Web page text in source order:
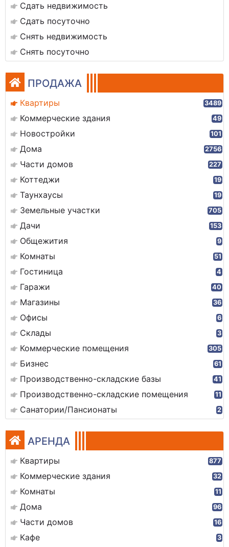
Сдать недвижимость
Сдать посуточно
Снять недвижимость
Снять посуточно
ПРОДАЖА
Квартиры 3489
Коммерческие здания 49
Новостройки 101
Дома 2756
Части домов 227
Коттеджи 19
Таунхаусы 19
Земельные участки 705
Дачи 153
Общежития 9
Комнаты 51
Гостиница 4
Гаражи 40
Магазины 36
Офисы 6
Склады 3
Коммерческие помещения 305
Бизнес 61
Производственно-складские базы 41
Производственно-складские помещения 11
Санатории/Пансионаты 2
АРЕНДА
Квартиры 877
Коммерческие здания 32
Комнаты 11
Дома 96
Части домов 16
Кафе 3